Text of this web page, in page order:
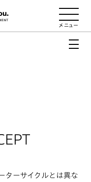
ターサイクルとは異な